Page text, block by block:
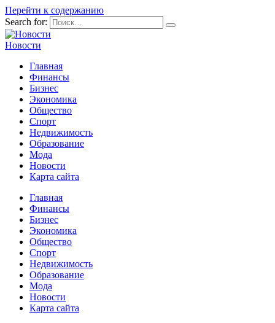
Перейти к содержанию
Search for:
Новости
Главная
Финансы
Бизнес
Экономика
Общество
Спорт
Недвижимость
Образование
Мода
Новости
Карта сайта
Главная
Финансы
Бизнес
Экономика
Общество
Спорт
Недвижимость
Образование
Мода
Новости
Карта сайта